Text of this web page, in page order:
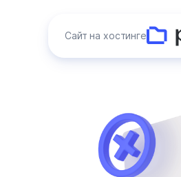
Сайт на хостинге